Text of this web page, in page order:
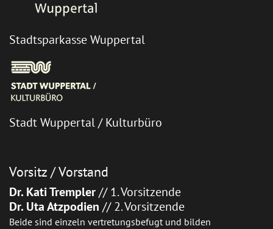
Stadtsparkasse Wuppertal
Stadt Wuppertal / Kulturbüro
Vorsitz / Vorstand
Dr. Kati Trempler// 1. Vorsitzende
Dr. Uta Atzpodien // 2. Vorsitzende
Beide sind einzeln vertretungsbefugt und bilden